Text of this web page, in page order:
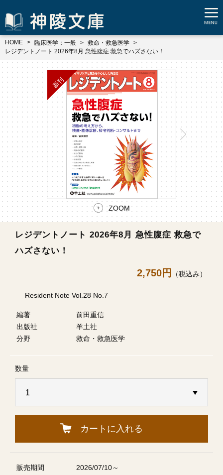
HOME 臨床医学：一般
救命・救急医学
レジデントノート 2026年8月 急性腹症 救急でハズさない！
ZOOM
レジデントノート 2026年8月 急性腹症 救急で
ハズさない！
2,750円 （税込み）
Resident Note Vol.28 No.7
編著
前田重信
出版社
羊土社
分野
救命・救急医学
数量
カートに入れる
販売期間
2026/07/10～